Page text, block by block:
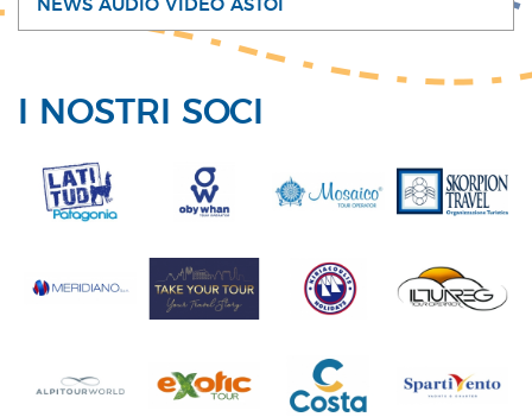
NEWS AUDIO VIDEO ASTOI
I NOSTRI SOCI